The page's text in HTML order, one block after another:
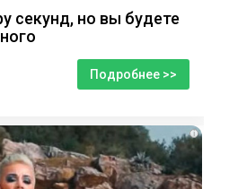
секунд, но вы будете
Подробнее >>
i